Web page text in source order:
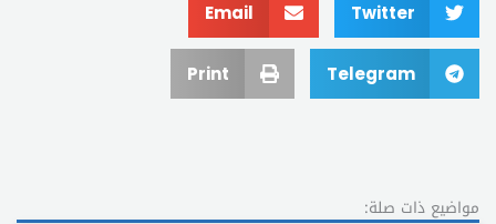
Twitter
Email
Telegram
Print
مواضيع ذات صلة: